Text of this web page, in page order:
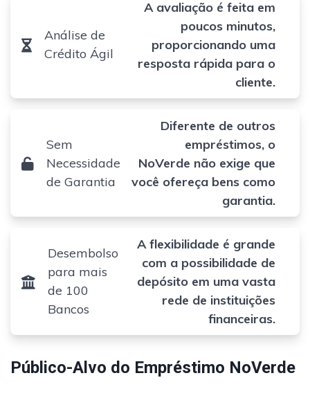
Análise de
Crédito Ágil
A avaliação é feita em
poucos minutos,
proporcionando uma
resposta rápida para o
cliente.
Sem
Necessidade
de Garantia
Diferente de outros
empréstimos, o
NoVerde não exige que
você ofereça bens como
garantia.
Desembolso
para mais
de 100
Bancos
A flexibilidade é grande
com a possibilidade de
depósito em uma vasta
rede de instituições
financeiras.
Público-Alvo do Empréstimo NoVerde